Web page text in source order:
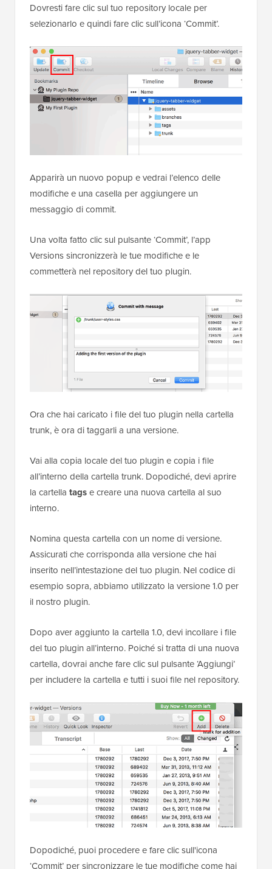
Dovresti fare clic sul tuo repository locale per
selezionarlo e quindi fare clic sull’icona ‘Commit’.
Apparirà un nuovo popup e vedrai l’elenco delle
modifiche e una casella per aggiungere un
messaggio di commit.
Una volta fatto clic sul pulsante ‘Commit’, l’app
Versions sincronizzerà le tue modifiche e le
commetterà nel repository del tuo plugin.
Ora che hai caricato i file del tuo plugin nella cartella
trunk, è ora di taggarli a una versione.
Vai alla copia locale del tuo plugin e copia i file
all’interno della cartella trunk. Dopodiché, devi aprire
la cartella tagse creare una nuova cartella al suo
interno.
Nomina questa cartella con un nome di versione.
Assicurati che corrisponda alla versione che hai
inserito nell’intestazione del tuo plugin. Nel codice di
esempio sopra, abbiamo utilizzato la versione 1.0 per
il nostro plugin.
Dopo aver aggiunto la cartella 1.0, devi incollare i file
del tuo plugin all’interno. Poiché si tratta di una nuova
cartella, dovrai anche fare clic sul pulsante ‘Aggiungi’
per includere la cartella e tutti i suoi file nel repository.
Dopodiché, puoi procedere e fare clic sull'icona
‘Commit’ per sincronizzare le tue modifiche come hai